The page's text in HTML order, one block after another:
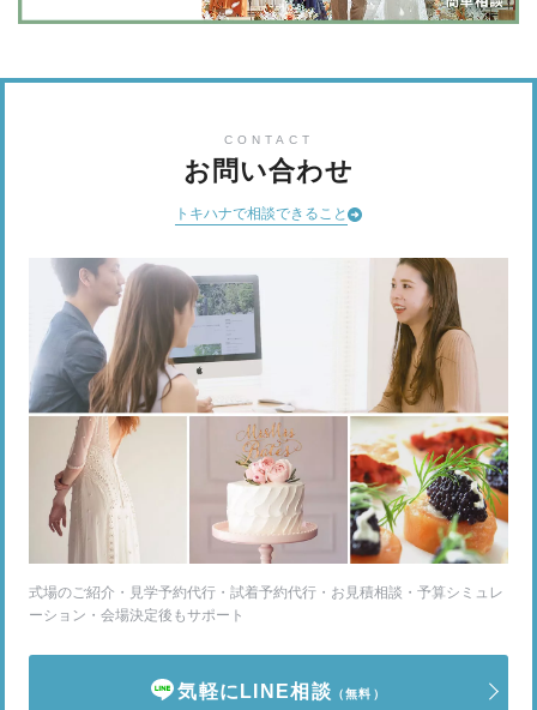
CONTACT
お問い合わせ
トキハナで相談できること
式場のご紹介・見学予約代行・試着予約代行・お見積相談・予算シミュレ
ーション・会場決定後もサポート
気軽にLINE相談 （無料）